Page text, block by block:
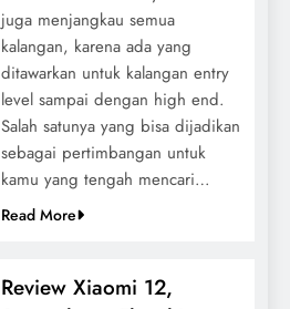
juga menjangkau semua
kalangan, karena ada yang
ditawarkan untuk kalangan entry
level sampai dengan high end.
Salah satunya yang bisa dijadikan
sebagai pertimbangan untuk
kamu yang tengah mencari…
Read More
Review Xiaomi 12,